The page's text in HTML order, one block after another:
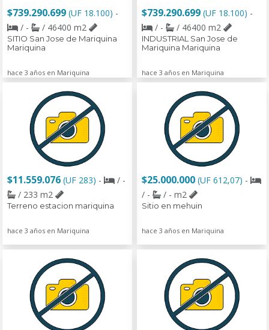
$739.290.699 (UF 18.100) -
/ -
/ 46400 m2
SITIO San Jose de Mariquina
Mariquina
hace 3 años en Mariquina
$739.290.699 (UF 18.100) -
/ -
/ 46400 m2
INDUSTRIAL San Jose de
Mariquina Mariquina
hace 3 años en Mariquina
$11.559.076 (UF 283) -
/ -
/ 233 m2
Terreno estacion mariquina
hace 3 años en Mariquina
$25.000.000 (UF 612,07) -
/ -
/ - m2
Sitio en mehuin
hace 3 años en Mariquina